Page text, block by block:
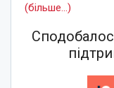
(більше…)